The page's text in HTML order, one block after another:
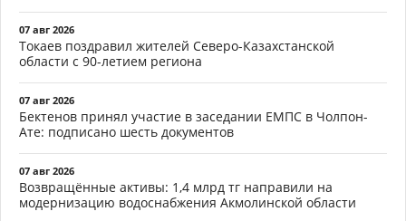
07 авг 2026
Токаев поздравил жителей Северо-Казахстанской
области с 90-летием региона
07 авг 2026
Бектенов принял участие в заседании ЕМПС в Чолпон-
Ате: подписано шесть документов
07 авг 2026
Возвращённые активы: 1,4 млрд тг направили на
модернизацию водоснабжения Акмолинской области